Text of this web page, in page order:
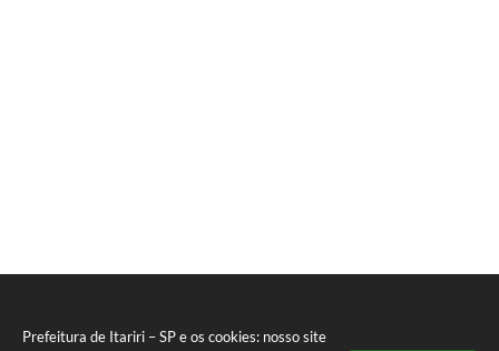
Prefeitura de Itariri – SP e os cookies: nosso site